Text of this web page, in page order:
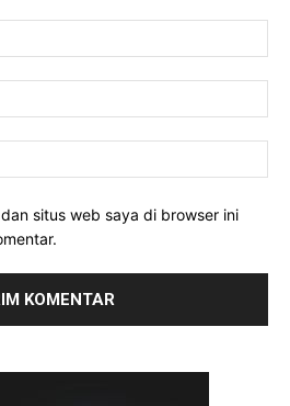
situs web saya di browser ini